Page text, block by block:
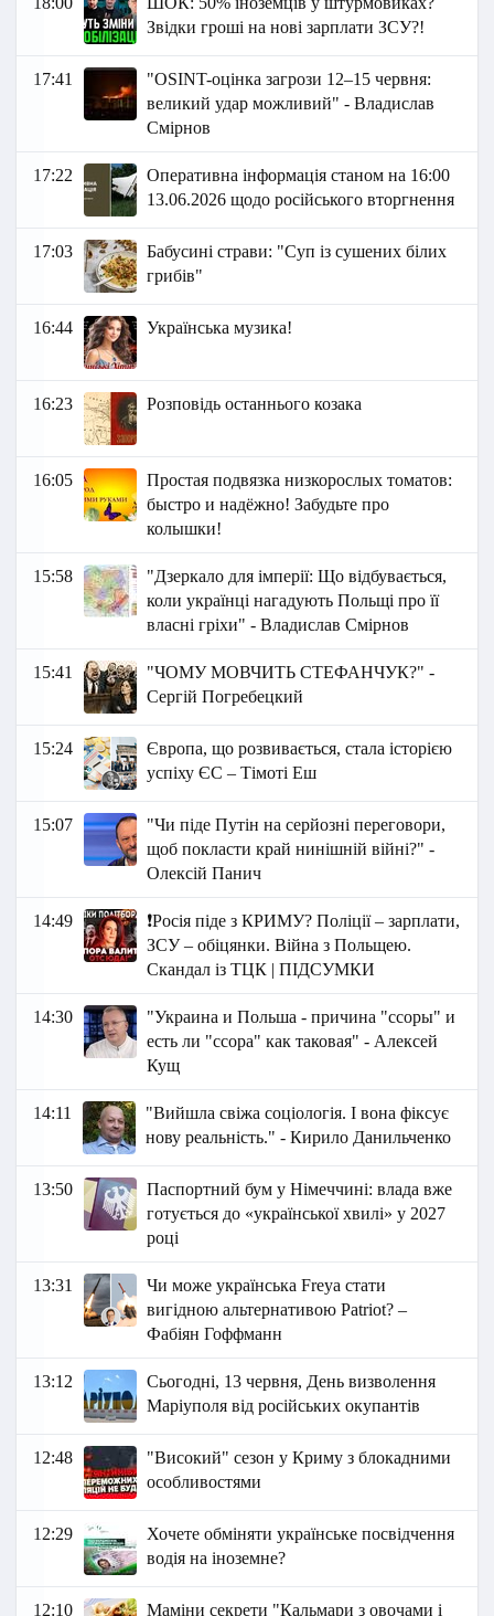
Звідки гроші на нові зарплати ЗСУ?!
17:41
"OSINT-оцінка загрози 12–15 червня:
великий удар можливий" - Владислав
Смірнов
17:22
Оперативна інформація станом на 16:00
13.06.2026 щодо російського вторгнення
17:03
Бабусині страви: "Суп із сушених білих
грибів"
16:44 Українська музика!
16:23 Розповідь останнього козака
16:05
Простая подвязка низкорослых томатов:
быстро и надёжно! Забудьте про
колышки!
15:58
"Дзеркало для імперії: Що відбувається,
коли українці нагадують Польщі про її
власні гріхи" - Владислав Смірнов
15:41
"ЧОМУ МОВЧИТЬ СТЕФАНЧУК?" -
Сергій Погребецкий
15:24
Європа, що розвивається, стала історією
успіху ЄС – Тімоті Еш
15:07
"Чи піде Путін на серйозні переговори,
щоб покласти край нинішній війні?" -
Олексій Панич
14:49
❗️Росія піде з КРИМУ? Поліції – зарплати,
ЗСУ – обіцянки. Війна з Польщею.
Скандал із ТЦК | ПІДСУМКИ
14:30
"Украина и Польша - причина "ссоры" и
есть ли "ссора" как таковая" - Алексей
Кущ
14:11
"Вийшла свіжа соціологія. І вона фіксує
нову реальність." - Кирило Данильченко
13:50
Паспортний бум у Німеччині: влада вже
готується до «української хвилі» у 2027
році
13:31
Чи може українська Freya стати
вигідною альтернативою Patriot? –
Фабіян Гоффманн
13:12
Сьогодні, 13 червня, День визволення
Маріуполя від російських окупантів
12:48
"Високий" сезон у Криму з блокадними
особливостями
12:29
Хочете обміняти українське посвідчення
водія на іноземне?
12:10 Маміни секрети "Кальмари з овочами і